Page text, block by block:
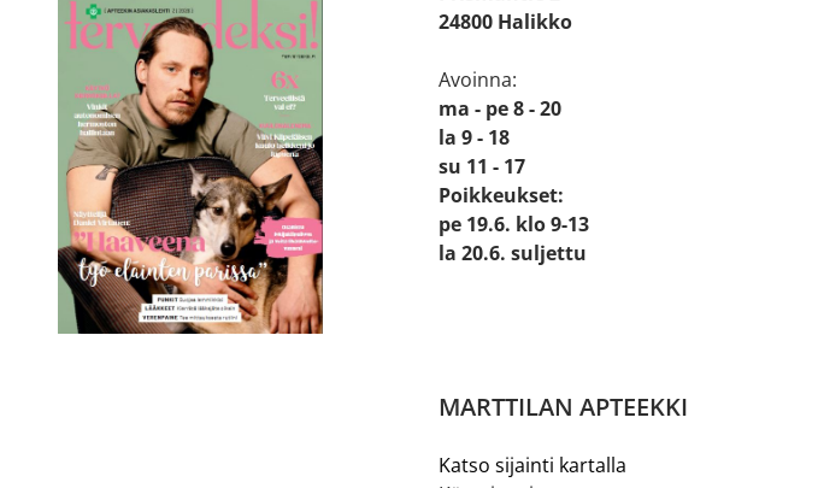
24800 Halikko
Avoinna:
ma - pe 8 - 20
la 9 - 18
su 11 - 17
Poikkeukset:
pe 19.6. klo 9-13
la 20.6. suljettu
MARTTILAN APTEEKKI
Katso sijainti kartalla